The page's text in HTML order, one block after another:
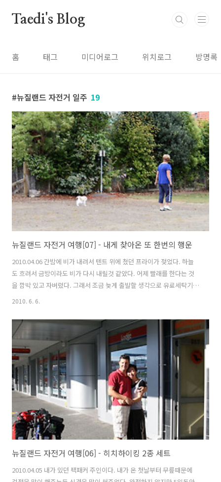
Taedi's Blog
홈 태그 미디어로그 위치로그 방명록
뉴질랜드 자전거 일주 19
뉴질랜드 자전거 여행[07] - 내게 찾아온 또 한번의 행운
2010.04.06 간밤에 비가 내려서 텐트 위에 쳤던 프라이가 젖었다. 하늘
도 흐려서 금방이라도 비가 다시 내릴것 같았다. 어제 빨래를 한다는 것
을 깜박 있고 자버렸다. 그래서 조금 늦게 출발할 생각으로 유료세탁기에
발래를 돌렸다. 그런데 이거 왜이렇게 비싼지... 세제구입과 세탁, 드라이
이 : 4달러 비싼감은 있었지만... 그동안 빨래를 한 번도 못하고 있었다.
빨래를 하는 동안 비상식량으로 가지고 있던 라면을 끊여먹었다. 드라이
까지 다하고 나서 옷을 건조기에서 꺼냈더니... 완전히 마르질 않아 축축
했다. 일단 옷중에서 쉽게 말릴 수 있는 것은 입었고, 나머지 옷은 다른 옷
과 섞이지 않게 비밀봉지에 담았다. 짐을 싸..
2010. 6. 6.
뉴질랜드 자전거 여행[06] - 히치하이킹 2종 세트
2010.04.05 내가 있던 팩패커 주인이다. 내가 온 첫날부터 무릎때문에